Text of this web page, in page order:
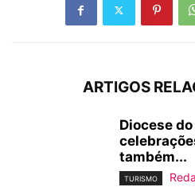
ARTIGOS
Diocese
também...
TURISMO